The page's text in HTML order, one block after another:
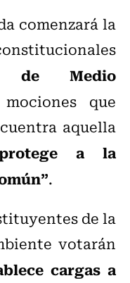
comenzará la
de Medio
que
aquella
a la
.
de la
votarán
cargas a